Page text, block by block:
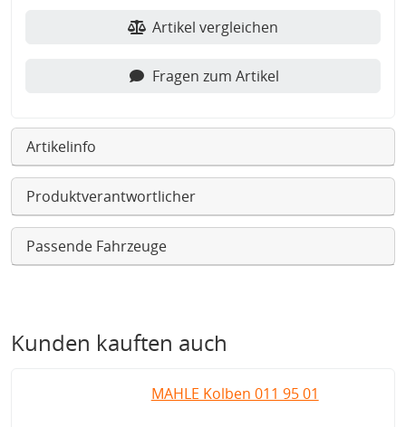
Artikel vergleichen
Fragen zum Artikel
Artikelinfo
Produktverantwortlicher
Passende Fahrzeuge
Kunden kauften auch
MAHLE Kolben 011 95 01